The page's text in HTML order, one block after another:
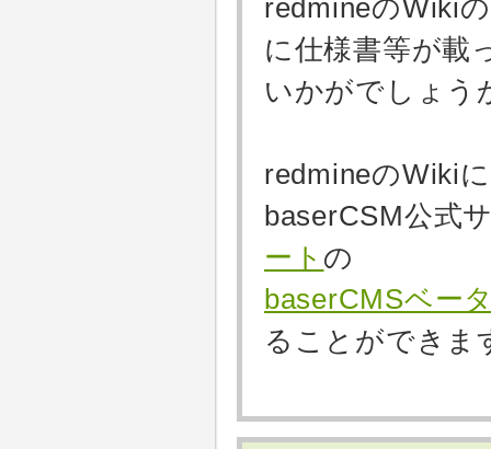
redmineのWiki
に仕様書等が載
いかがでしょう
redmineのWiki
baserCSM公式
ート の
baserCMSベー
ることができま